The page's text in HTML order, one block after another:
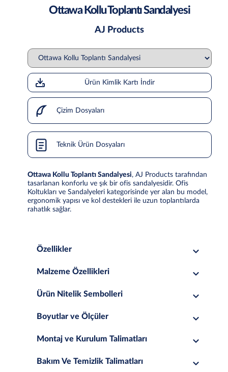
Ottawa Kollu Toplantı Sandalyesi
AJ Products
Ürün Kimlik Kartı İndir
Çizim Dosyaları
Teknik Ürün Dosyaları
Ottawa Kollu Toplantı Sandalyesi, AJ Products tarafından
tasarlanan konforlu ve şık bir ofis sandalyesidir. Ofis
Koltukları ve Sandalyeleri kategorisinde yer alan bu model,
ergonomik yapısı ve kol destekleri ile uzun toplantılarda
rahatlık sağlar.
Özellikler
Malzeme Özellikleri
Ürün Nitelik Sembolleri
Boyutlar ve Ölçüler
Montaj ve Kurulum Talimatları
Bakım Ve Temizlik Talimatları